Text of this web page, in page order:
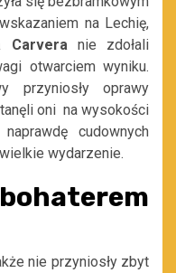
na Lechię,
Carveranie zdołali
otwarciem wyniku.
przyniosły oprawy
oni na wysokości
cudownych
wydarzenie.
nie przyniosły zbyt